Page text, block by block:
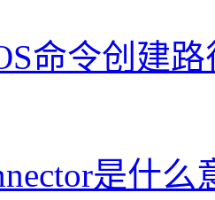
命令创建路
是什么